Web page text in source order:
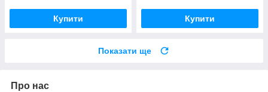
Купити Купити
Показати ще
Про нас